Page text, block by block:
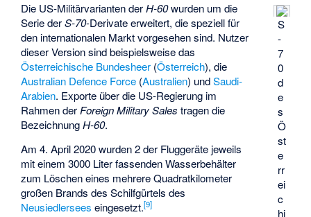
S
-
7
0
d
e
s
Ö
st
e
rr
ei
c
hi
Die US-Militärvarianten derH-60wurden um die
Serie derS-70-Derivate erweitert, die speziell für
den internationalen Markt vorgesehen sind. Nutzer
dieser Version sind beispielsweise das
Österreichische Bundesheer (Österreich), die
Australian Defence Force (Australien) undSaudi-
Arabien. Exporte über die US-Regierung im
Rahmen derForeign Military Sales tragen die
BezeichnungH-60.
Am 4. April 2020 wurden 2 der Fluggeräte jeweils
mit einem 3000 Liter fassenden Wasserbehälter
zum Löschen eines mehrere Quadratkilometer
großen Brands desSchilfgürtels des
Neusiedlersees eingesetzt.[9]